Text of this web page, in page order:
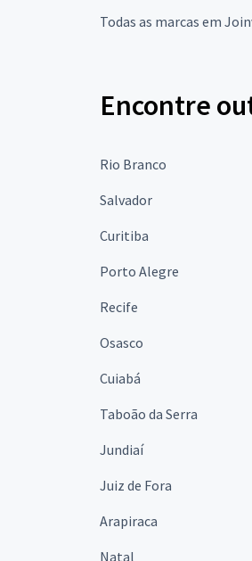
Todas as marcas em
Encontre
Rio Branco
Salvador
Curitiba
Porto Alegre
Recife
Osasco
Cuiabá
Taboão da Serra
Jundiaí
Juiz de Fora
Arapiraca
Natal